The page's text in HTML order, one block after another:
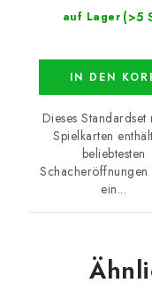
auf Lager (>5
IN DEN
Dieses Standardset
Spielkarten
beliebtesten
Schacheröffnungen
ein...